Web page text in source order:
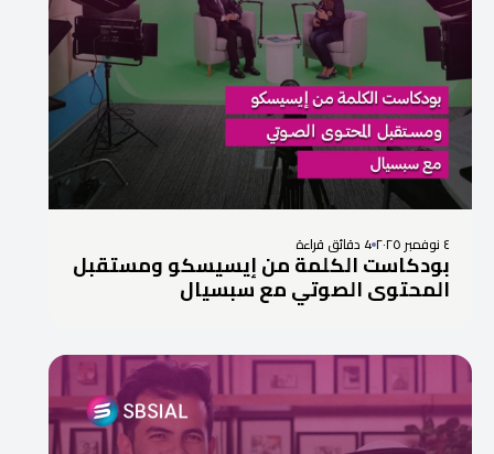
٤ نوفمبر ٢٠٢٥ 4 دقائق قراءة
بودكاست الكلمة من إيسيسكو ومستقبل
المحتوى الصوتي مع سبسيال